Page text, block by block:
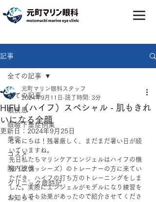
記事
全ての記事
眼疾患
眼瞼下垂症例集
美容
コスメ
院内設備
クリニック歳時記
お知らせ
全ての記事
HIFU（ハイフ）スペシャル - 肌もきれ
いになる全顔
元町マリン眼科スタッフ
2024年9月11日 読了時間: 3分
更新日： 2024年9月25日
こんにちは！残暑厳しく、まだまだ暑い日が続
いていますね。
先日私たちマリンケアエンジェルはハイフの機
械（クラッシーズ）のトレーナーの方に来てい
ただき、ハイフの打ち方のトレーニングをしま
した。実際にエンジェルがモデルになり練習を
し、とても効果があったので紹介させてくださ